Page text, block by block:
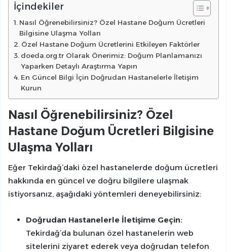
İçindekiler
Nasıl Öğrenebilirsiniz? Özel Hastane Doğum Ücretleri
Bilgisine Ulaşma Yolları
Özel Hastane Doğum Ücretlerini Etkileyen Faktörler
doeda.org.tr Olarak Önerimiz: Doğum Planlamanızı
Yaparken Detaylı Araştırma Yapın
En Güncel Bilgi İçin Doğrudan Hastanelerle İletişim
Kurun
Nasıl Öğrenebilirsiniz? Özel
Hastane Doğum Ücretleri Bilgisine
Ulaşma Yolları
Eğer Tekirdağ’daki özel hastanelerde doğum ücretleri
hakkında en güncel ve doğru bilgilere ulaşmak
istiyorsanız, aşağıdaki yöntemleri deneyebilirsiniz:
Doğrudan Hastanelerle İletişime Geçin:
Tekirdağ’da bulunan özel hastanelerin web
sitelerini ziyaret ederek veya doğrudan telefon